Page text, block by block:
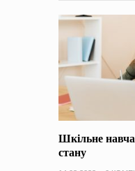
Шкільне
стану